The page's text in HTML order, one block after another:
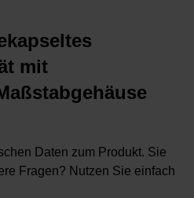
mit
Daten zum Produkt. Sie
Fragen? Nutzen Sie einfach